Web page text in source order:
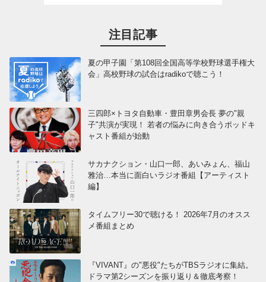
注目記事
夏の甲子園「第108回全国高等学校野球選手権大
会」高校野球の試合はradikoで聴こう！
三四郎×トヨタ自動車・豊田章男会長 夢の"親
子"共演が実現！ 若者の悩みに向き合うポッドキ
ャスト番組が始動
サカナクション・山口一郎、あいみょん、福山
雅治…本当に面白いラジオ番組【アーティスト
編】
タイムフリー30で聴ける！ 2026年7月のオスス
メ番組まとめ
『VIVANT』の"悪役"たちがTBSラジオに集結。
ドラマ第2シーズンを振り返り＆徹底考察！